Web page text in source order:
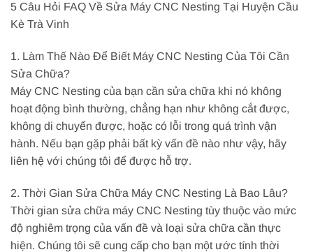
5 Câu Hỏi FAQ Về Sửa Máy CNC Nesting Tại Huyện Cầu
Kè Trà Vinh
1. Làm Thế Nào Để Biết Máy CNC Nesting Của Tôi Cần
Sửa Chữa?
Máy CNC Nesting của bạn cần sửa chữa khi nó không
hoạt động bình thường, chẳng hạn như không cắt được,
không di chuyển được, hoặc có lỗi trong quá trình vận
hành. Nếu bạn gặp phải bất kỳ vấn đề nào như vậy, hãy
liên hệ với chúng tôi để được hỗ trợ.
2. Thời Gian Sửa Chữa Máy CNC Nesting Là Bao Lâu?
Thời gian sửa chữa máy CNC Nesting tùy thuộc vào mức
độ nghiêm trọng của vấn đề và loại sửa chữa cần thực
hiện. Chúng tôi sẽ cung cấp cho bạn một ước tính thời